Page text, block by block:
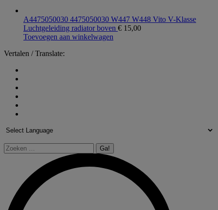
A4475050030 4475050030 W447 W448 Vito V-Klasse
Luchtgeleiding radiator boven € 15,00
Toevoegen aan winkelwagen
Vertalen / Translate:
Zoeken: